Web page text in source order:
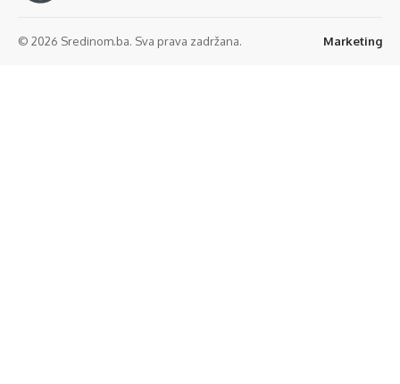
© 2026 Sredinom.ba. Sva prava zadržana. Marketing